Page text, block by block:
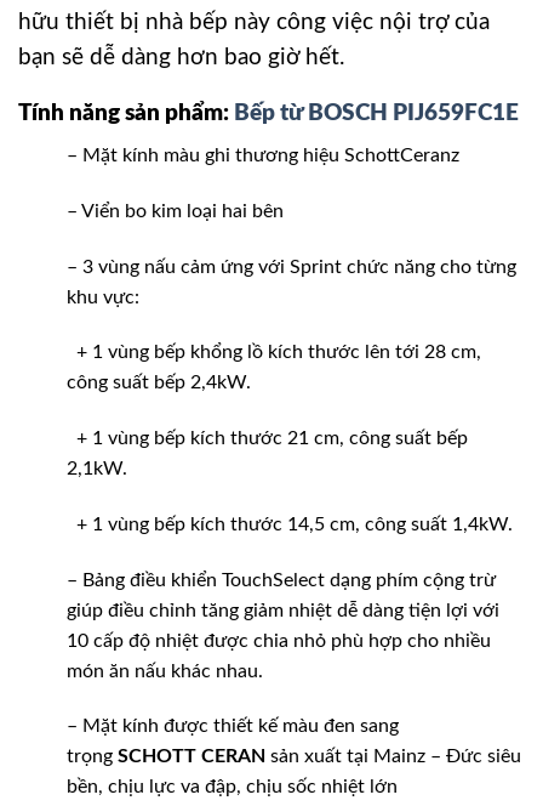
hữu thiết bị nhà bếp này công việc nội trợ của
bạn sẽ dễ dàng hơn bao giờ hết.
Tính năng sản phẩm: Bếp từ BOSCH PIJ659FC1E
– Mặt kính màu ghi thương hiệu SchottCeranz
– Viển bo kim loại hai bên
– 3 vùng nấu cảm ứng với Sprint chức năng cho từng
khu vực:
+ 1 vùng bếp khổng lồ kích thước lên tới 28 cm,
công suất bếp 2,4kW.
+ 1 vùng bếp kích thước 21 cm, công suất bếp
2,1kW.
+ 1 vùng bếp kích thước 14,5 cm, công suất 1,4kW.
– Bảng điều khiển TouchSelect dạng phím cộng trừ
giúp điều chỉnh tăng giảm nhiệt dễ dàng tiện lợi với
10 cấp độ nhiệt được chia nhỏ phù hợp cho nhiều
món ăn nấu khác nhau.
– Mặt kính được thiết kế màu đen sang
trọng SCHOTT CERAN sản xuất tại Mainz – Đức siêu
bền, chịu lực va đập, chịu sốc nhiệt lớn